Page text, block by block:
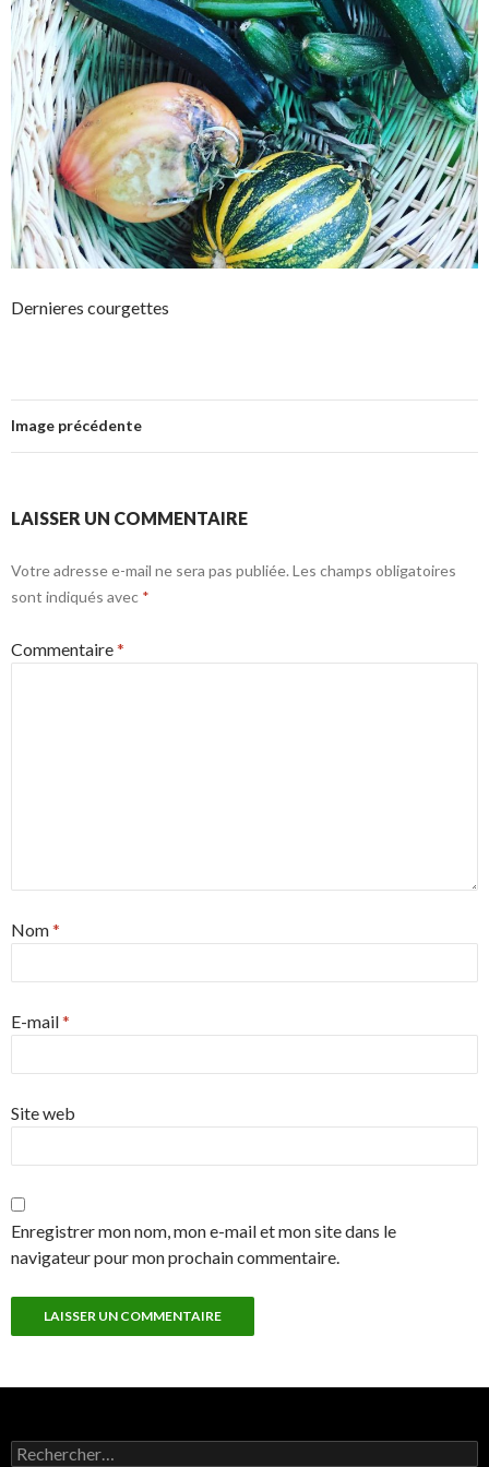
Dernieres courgettes
Image précédente
LAISSER UN COMMENTAIRE
Votre adresse e-mail ne sera pas publiée. Les champs obligatoires
sont indiqués avec *
Commentaire*
Nom*
E-mail*
Site web
Enregistrer mon nom, mon e-mail et mon site dans le
navigateur pour mon prochain commentaire.
Rechercher :